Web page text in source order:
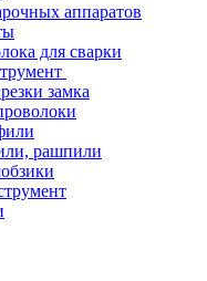
аппаратов
для сварки
замка
рашпили